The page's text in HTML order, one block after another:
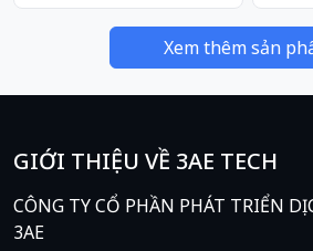
Xem thêm sản
GIỚI THIỆU VỀ 3AE TECH
CÔNG TY CỔ PHẦN PHÁT TRIỂN
3AE